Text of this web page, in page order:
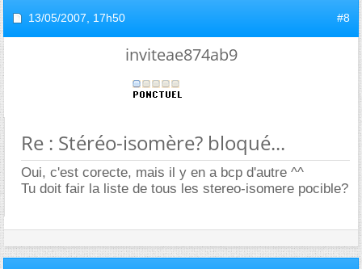
13/05/2007, 17h50 #8
inviteae874ab9
Re : Stéréo-isomère? bloqué...
Oui, c'est corecte, mais il y en a bcp d'autre ^^
Tu doit fair la liste de tous les stereo-isomere pocible?